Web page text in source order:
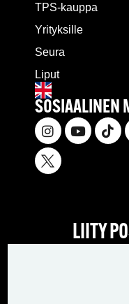
TPS-kauppa
Yrityksille
Seura
Liput
SOSIAALINEN
LIITY